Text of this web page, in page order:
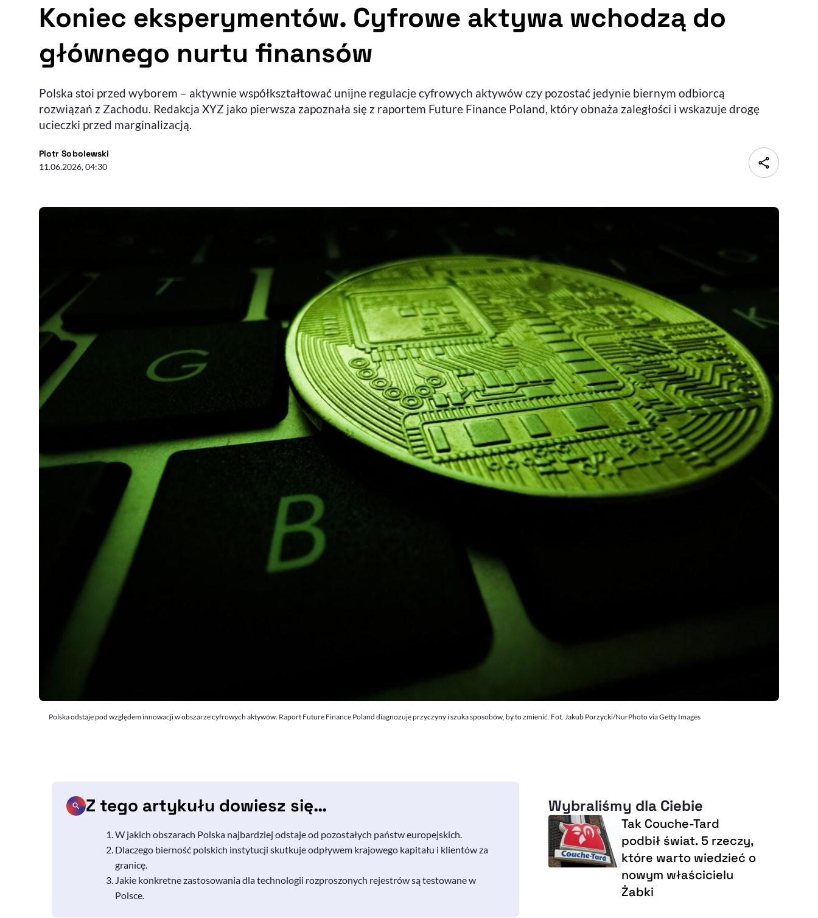
Deklaracja dostępności, otwiera się w nowym oknie
Zgłoś problem
Koniec eksperymentów. Cyfrowe aktywa wchodzą do
głównego nurtu finansów
Polska stoi przed wyborem – aktywnie współkształtować unijne regulacje cyfrowych aktywów czy pozostać jedynie biernym odbiorcą
rozwiązań z Zachodu. Redakcja XYZ jako pierwsza zapoznała się z raportem Future Finance Poland, który obnaża zaległości i wskazuje drogę
ucieczki przed marginalizacją.
Piotr Sobolewski
11.06.2026, 04:30
Polska odstaje pod względem innowacji w obszarze cyfrowych aktywów. Raport Future Finance Poland diagnozuje przyczyny i szuka sposobów, by to zmienić. Fot. Jakub Porzycki/NurPhoto via Getty Images
Z tego artykułu dowiesz się…
W jakich obszarach Polska najbardziej odstaje od pozostałych państw europejskich.
Dlaczego bierność polskich instytucji skutkuje odpływem krajowego kapitału i klientów za
granicę.
Jakie konkretne zastosowania dla technologii rozproszonych rejestrów są testowane w
Polsce.
Wybraliśmy dla Ciebie
Tak Couche-Tard
podbił świat. 5 rzeczy,
które warto wiedzieć o
nowym właścicielu
Żabki